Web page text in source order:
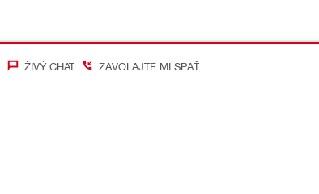
ŽIVÝ CHAT ZAVOLAJTE MI SPÄŤ